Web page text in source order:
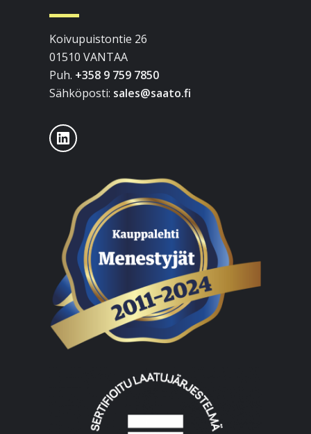
Koivupuistontie 26
01510 VANTAA
Puh. +358 9 759 7850
Sähköposti: sales@saato.fi
LinkedIn